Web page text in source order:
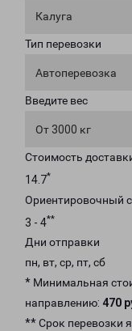
Калуга
Тип перевозки
Автоперевозка
Введите вес
От 3000 кг
Стоимость
14.7*
Ориентировочный
3 - 4**
Дни отправки
пн, вт, ср, пт, сб
* Минимальная
направлению: 470
** Срок перевозки